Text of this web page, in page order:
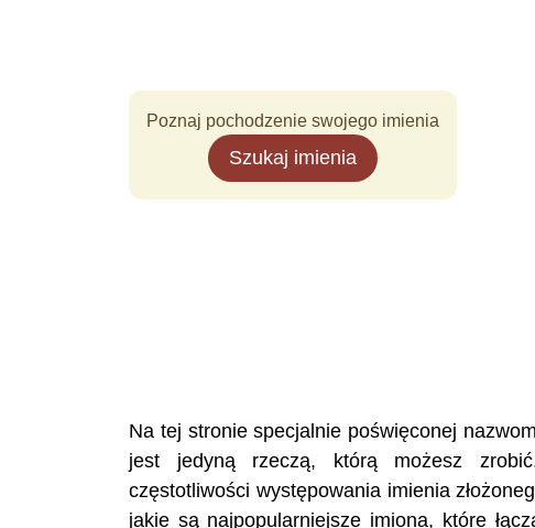
Poznaj pochodzenie swojego imienia
Szukaj imienia
Na tej stronie specjalnie poświęconej
jest jedyną rzeczą, którą możesz
częstotliwości występowania imienia
jakie są najpopularniejsze imiona, które